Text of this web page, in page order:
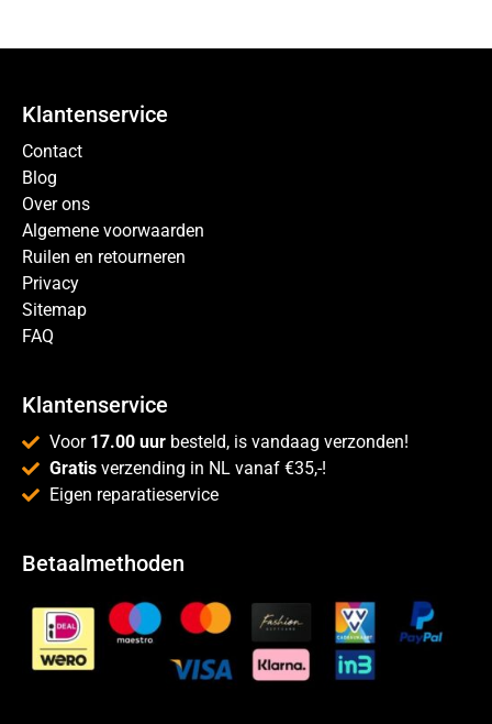
Klantenservice
Contact
Blog
Over ons
Algemene voorwaarden
Ruilen en retourneren
Privacy
Sitemap
FAQ
Klantenservice
Voor 17.00 uur besteld, is vandaag verzonden!
Gratis verzending in NL vanaf €35,-!
Eigen reparatieservice
Betaalmethoden